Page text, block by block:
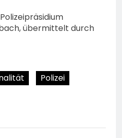
übermittelt durch
Polizei